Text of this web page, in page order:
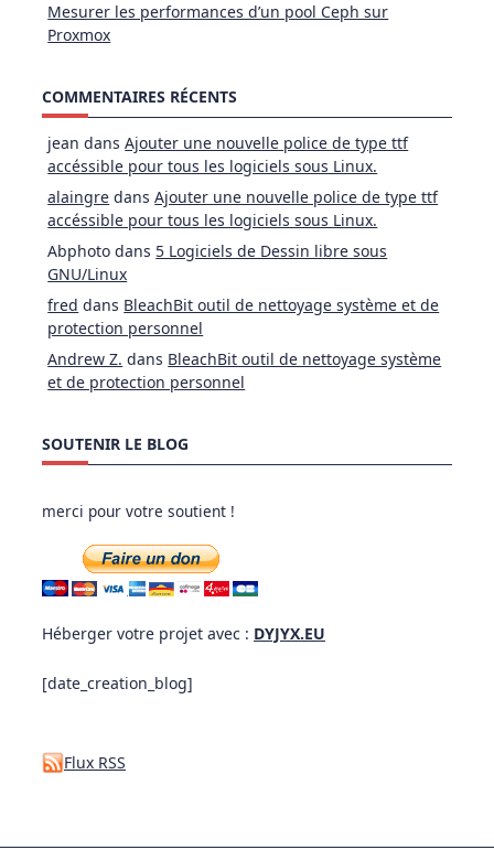
Mesurer les performances d’un pool Ceph sur
Proxmox
COMMENTAIRES RÉCENTS
jean dansAjouter une nouvelle police de type ttf
accéssible pour tous les logiciels sous Linux.
alaingre dansAjouter une nouvelle police de type ttf
accéssible pour tous les logiciels sous Linux.
Abphoto dans 5 Logiciels de Dessin libre sous
GNU/Linux
fred dans BleachBit outil de nettoyage système et de
protection personnel
Andrew Z. dans BleachBit outil de nettoyage système
et de protection personnel
SOUTENIR LE BLOG
merci pour votre soutient !
Héberger votre projet avec : DYJYX.EU
[date_creation_blog]
Flux RSS